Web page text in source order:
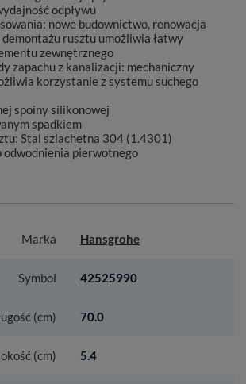
odpływu
nowe budownictwo, renowacja
demontażu rusztu umożliwia łatwy
zewnętrznego
zapachu z kanalizacji: mechaniczny
korzystanie z systemu suchego
spoiny silikonowej
spadkiem
Stal szlachetna 304 (1.4301)
odwodnienia pierwotnego
Marka Hansgrohe
Symbol 42525990
(cm) 70.0
(cm) 5.4